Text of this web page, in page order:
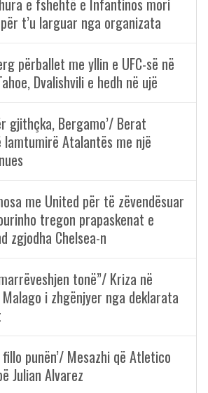
e fshehtë e Infantinos mori
t’u larguar nga organizata
përballet me yllin e UFC-së në
Dvalishvili e hedh në ujë
gjithçka, Bergamo’/ Berat
Atalantës me një
me United për të zëvendësuar
tregon prapaskenat e
zgjodha Chelsea-n
tonë”/ Kriza në
i zhgënjyer nga deklarata
punën’/ Mesazhi që Atletico
Julian Alvarez